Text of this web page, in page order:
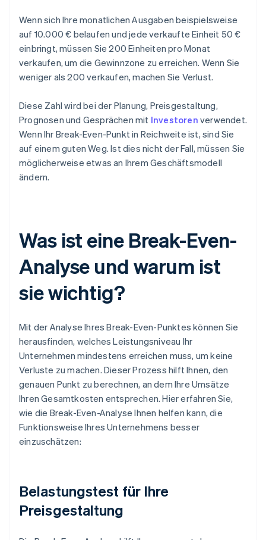
Wenn sich Ihre monatlichen Ausgaben beispielsweise
auf 10.000 € belaufen und jede verkaufte Einheit 50 €
einbringt, müssen Sie 200 Einheiten pro Monat
verkaufen, um die Gewinnzone zu erreichen. Wenn Sie
weniger als 200 verkaufen, machen Sie Verlust.
Diese Zahl wird bei der Planung, Preisgestaltung,
Prognosen und Gesprächen mit Investoren verwendet.
Wenn Ihr Break-Even-Punkt in Reichweite ist, sind Sie
auf einem guten Weg. Ist dies nicht der Fall, müssen Sie
möglicherweise etwas an Ihrem Geschäftsmodell
ändern.
Was ist eine Break-Even-
Analyse und warum ist
sie wichtig?
Mit der Analyse Ihres Break-Even-Punktes können Sie
herausfinden, welches Leistungsniveau Ihr
Unternehmen mindestens erreichen muss, um keine
Verluste zu machen. Dieser Prozess hilft Ihnen, den
genauen Punkt zu berechnen, an dem Ihre Umsätze
Ihren Gesamtkosten entsprechen. Hier erfahren Sie,
wie die Break-Even-Analyse Ihnen helfen kann, die
Funktionsweise Ihres Unternehmens besser
einzuschätzen:
Belastungstest für Ihre
Preisgestaltung